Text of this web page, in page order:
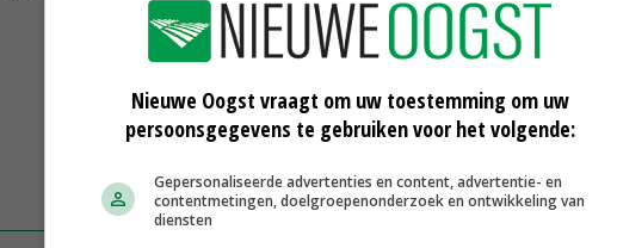
Nieuwe Oogst vraagt om uw toestemming om uw
persoonsgegevens te gebruiken voor het volgende:
Gepersonaliseerde advertenties en content, advertentie- en
contentmetingen, doelgroepenonderzoek en ontwikkeling van
diensten